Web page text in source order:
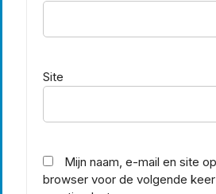
Site
Mijn naam, e-mail en site
browser voor de volgende